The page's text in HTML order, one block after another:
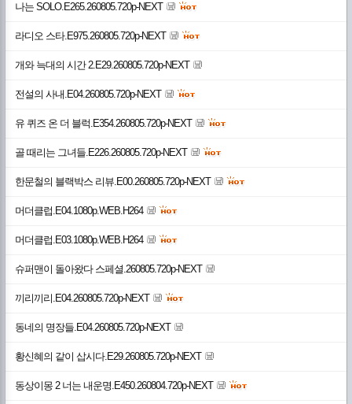
나는 SOLO.E265.260805.720p-NEXT
라디오 스타.E975.260805.720p-NEXT
개와 늑대의 시간 2.E29.260805.720p-NEXT
전설의 사내.E04.260805.720p-NEXT
유 퀴즈 온 더 블럭.E354.260805.720p-NEXT
골 때리는 그녀들.E226.260805.720p-NEXT
한문철의 블랙박스 리뷰.E00.260805.720p-NEXT
머더클럽.E04.1080p.WEB.H264
머더클럽.E03.1080p.WEB.H264
슈퍼맨이 돌아왔다 스페셜.260805.720p-NEXT
끼리끼리.E04.260805.720p-NEXT
동네의 명장들.E04.260805.720p-NEXT
황신혜의 같이 삽시다.E29.260805.720p-NEXT
동상이몽 2 너는 내운명.E450.260804.720p-NEXT